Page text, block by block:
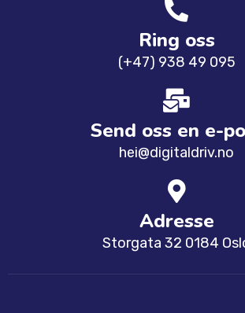
Ring oss
(+47) 938 49 095
Send oss ​​en e-
hei@digitaldriv.no
Adresse
Storgata 32 0184